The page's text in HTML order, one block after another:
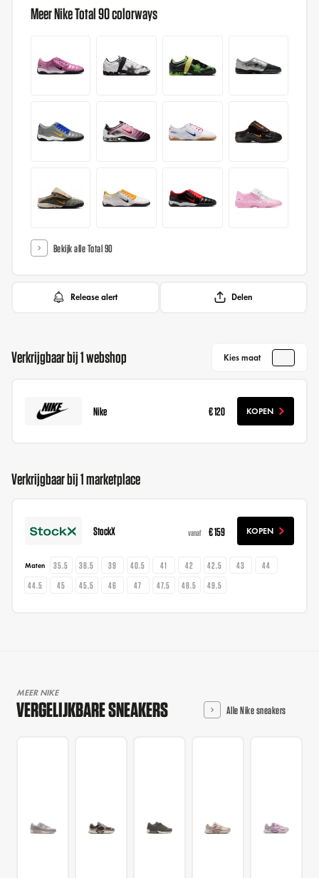
Meer Nike Total 90 colorways
Bekijk alle Total 90
Release alert Delen
Verkrijgbaar bij 1 webshop Kies maat
Nike € 120 KOPEN
Verkrijgbaar bij 1 marketplace
StockX vanaf € 159 KOPEN
Maten 35.5 38.5 39 40.5 41 42 42.5 43
44
44.5
45 45.5 46 47 47.5 48.5 49.5
MEER NIKE
VERGELIJKBARE SNEAKERS Alle Nike sneakers